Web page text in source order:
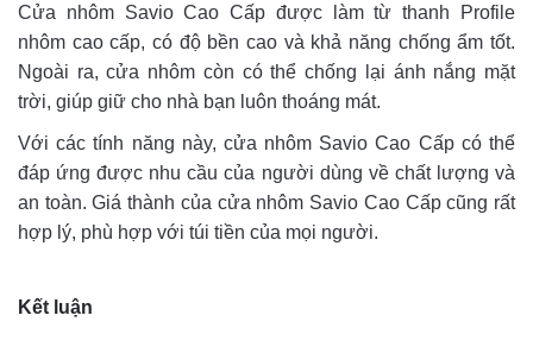
Cửa nhôm Savio Cao Cấp được làm từ thanh Profile
nhôm cao cấp, có độ bền cao và khả năng chống ẩm tốt.
Ngoài ra, cửa nhôm còn có thể chống lại ánh nắng mặt
trời, giúp giữ cho nhà bạn luôn thoáng mát.
Với các tính năng này, cửa nhôm Savio Cao Cấp có thể
đáp ứng được nhu cầu của người dùng về chất lượng và
an toàn. Giá thành của cửa nhôm Savio Cao Cấp cũng rất
hợp lý, phù hợp với túi tiền của mọi người.
Kết luận